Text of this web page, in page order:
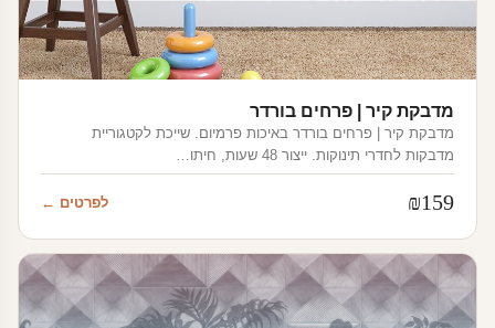
מדבקת קיר | פרחים בורדר
מדבקת קיר | פרחים בורדר באיכות פרמיום. שייכת לקטגוריית
מדבקות לחדרי תינוקות. ייצור 48 שעות, חיתו…
₪159 לפרטים ←